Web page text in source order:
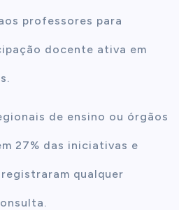
professores para
docente ativa em
de ensino ou órgãos
27% das iniciativas e
qualquer